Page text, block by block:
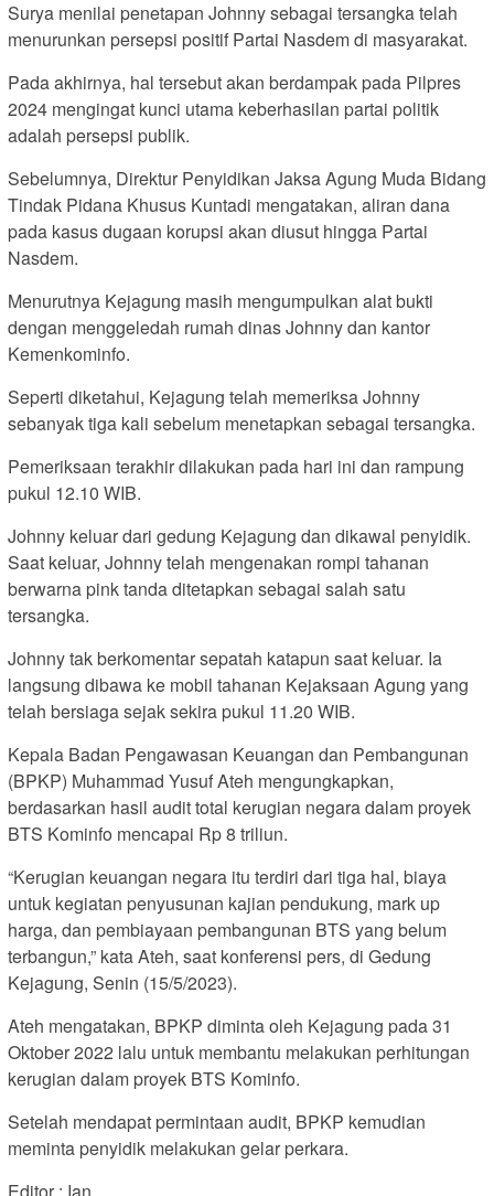
Surya menilai penetapan Johnny sebagai tersangka telah
menurunkan persepsi positif Partai Nasdem di masyarakat.
Pada akhirnya, hal tersebut akan berdampak pada Pilpres
2024 mengingat kunci utama keberhasilan partai politik
adalah persepsi publik.
Sebelumnya, Direktur Penyidikan Jaksa Agung Muda Bidang
Tindak Pidana Khusus Kuntadi mengatakan, aliran dana
pada kasus dugaan korupsi akan diusut hingga Partai
Nasdem.
Menurutnya Kejagung masih mengumpulkan alat bukti
dengan menggeledah rumah dinas Johnny dan kantor
Kemenkominfo.
Seperti diketahui, Kejagung telah memeriksa Johnny
sebanyak tiga kali sebelum menetapkan sebagai tersangka.
Pemeriksaan terakhir dilakukan pada hari ini dan rampung
pukul 12.10 WIB.
Johnny keluar dari gedung Kejagung dan dikawal penyidik.
Saat keluar, Johnny telah mengenakan rompi tahanan
berwarna pink tanda ditetapkan sebagai salah satu
tersangka.
Johnny tak berkomentar sepatah katapun saat keluar. Ia
langsung dibawa ke mobil tahanan Kejaksaan Agung yang
telah bersiaga sejak sekira pukul 11.20 WIB.
Kepala Badan Pengawasan Keuangan dan Pembangunan
(BPKP) Muhammad Yusuf Ateh mengungkapkan,
berdasarkan hasil audit total kerugian negara dalam proyek
BTS Kominfo mencapai Rp 8 triliun.
“Kerugian keuangan negara itu terdiri dari tiga hal, biaya
untuk kegiatan penyusunan kajian pendukung, mark up
harga, dan pembiayaan pembangunan BTS yang belum
terbangun,” kata Ateh, saat konferensi pers, di Gedung
Kejagung, Senin (15/5/2023).
Ateh mengatakan, BPKP diminta oleh Kejagung pada 31
Oktober 2022 lalu untuk membantu melakukan perhitungan
kerugian dalam proyek BTS Kominfo.
Setelah mendapat permintaan audit, BPKP kemudian
meminta penyidik melakukan gelar perkara.
Editor : Ian